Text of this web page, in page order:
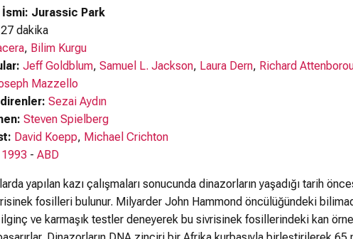
İsmi: Jurassic Park
dakika
, Bilim Kurgu
Jeff Goldblum, Samuel L. Jackson, Laura Dern, Richard
Mazzello
Sezai Aydın
Steven Spielberg
David Koepp, Michael Crichton
1993 - ABD
yapılan kazı çalışmaları sonucunda dinazorların yaşadığı tarih
fosilleri bulunur. Milyarder John Hammond öncülüğündeki
ve karmaşık testler deneyerek bu sivrisinek fosillerindeki kan